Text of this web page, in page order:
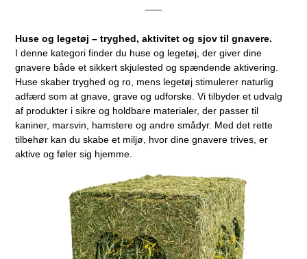
Huse og legetøj – tryghed, aktivitet og sjov til gnavere.
I denne kategori finder du huse og legetøj, der giver dine
gnavere både et sikkert skjulested og spændende aktivering.
Huse skaber tryghed og ro, mens legetøj stimulerer naturlig
adfærd som at gnave, grave og udforske. Vi tilbyder et udvalg
af produkter i sikre og holdbare materialer, der passer til
kaniner, marsvin, hamstere og andre smådyr. Med det rette
tilbehør kan du skabe et miljø, hvor dine gnavere trives, er
aktive og føler sig hjemme.